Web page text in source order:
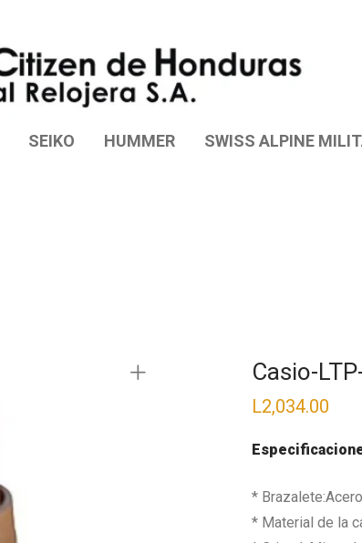
SEIKO HUMMER SWISS ALPINE
Casio-
L2,034.00
*
* Material de la